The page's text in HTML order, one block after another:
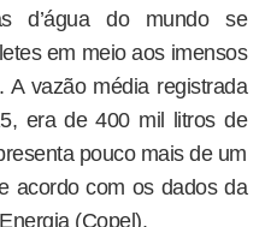
d’água do mundo se
em meio aos imensos
A vazão média registrada
era de 400 mil litros de
pouco mais de um
acordo com os dados da
(Copel).